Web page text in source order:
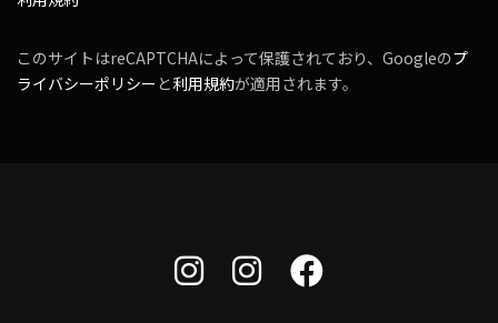
このサイトはreCAPTCHAによって保護されており、Googleのプ
ライバシーポリシー と利用規約が適用されます。